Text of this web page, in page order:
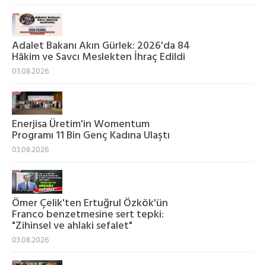
Adalet Bakanı Akın Gürlek: 2026'da 84
Hâkim ve Savcı Meslekten İhraç Edildi
03.08.2026
Enerjisa Üretim'in Womentum
Programı 11 Bin Genç Kadına Ulaştı
03.08.2026
Ömer Çelik'ten Ertuğrul Özkök'ün
Franco benzetmesine sert tepki:
"Zihinsel ve ahlaki sefalet"
03.08.2026